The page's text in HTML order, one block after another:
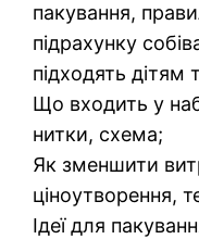
пакування,
підрахунку
підходять дітям
Що входить у
нитки, схема;
Як зменшити
ціноутворення,
Ідеї для